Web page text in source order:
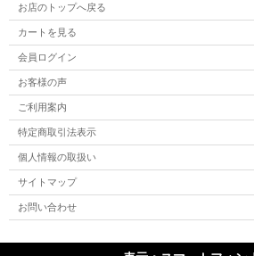
お店のトップへ戻る
カートを見る
会員ログイン
お客様の声
ご利用案内
特定商取引法表示
個人情報の取扱い
サイトマップ
お問い合わせ